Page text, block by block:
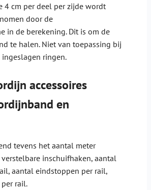
4 cm per deel per zijde wordt
door de
in de berekening. Dit is om de
te halen. Niet van toepassing bij
ringen.
accessoires
en
tevens het aantal meter
inschuifhaken, aantal
aantal eindstoppen per rail,
rail.